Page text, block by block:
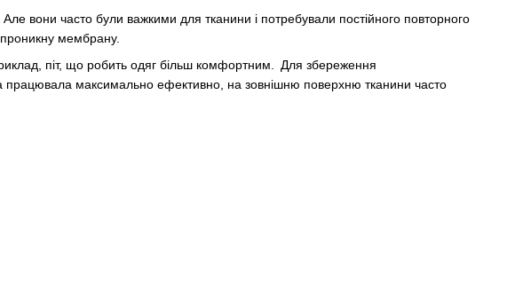
вони часто були важкими для тканини і потребували постійного повторного
мембрану.
піт, що робить одяг більш комфортним. Для збереження
працювала максимально ефективно, на зовнішню поверхню тканини часто